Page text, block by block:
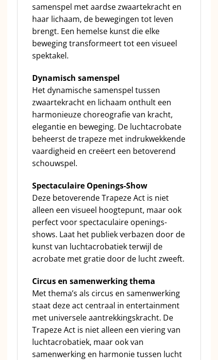
samenspel met aardse zwaartekracht en
haar lichaam, de bewegingen tot leven
brengt. Een hemelse kunst die elke
beweging transformeert tot een visueel
spektakel.
Dynamisch samenspel
Het dynamische samenspel tussen
zwaartekracht en lichaam onthult een
harmonieuze choreografie van kracht,
elegantie en beweging. De luchtacrobate
beheerst de trapeze met indrukwekkende
vaardigheid en creëert een betoverend
schouwspel.
Spectaculaire Openings-Show
Deze betoverende Trapeze Act is niet
alleen een visueel hoogtepunt, maar ook
perfect voor spectaculaire openings-
shows. Laat het publiek verbazen door de
kunst van luchtacrobatiek terwijl de
acrobate met gratie door de lucht zweeft.
Circus en samenwerking thema
Met thema’s als circus en samenwerking
staat deze act centraal in entertainment
met universele aantrekkingskracht. De
Trapeze Act is niet alleen een viering van
luchtacrobatiek, maar ook van
samenwerking en harmonie tussen lucht